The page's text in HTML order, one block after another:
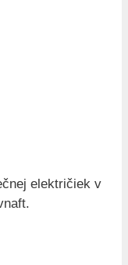
električiek v